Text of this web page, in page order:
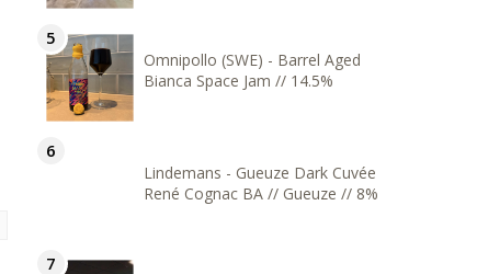
Omnipollo (SWE) - Barrel Aged
Bianca Space Jam // 14.5%
Lindemans - Gueuze Dark Cuvée
René Cognac BA // Gueuze // 8%